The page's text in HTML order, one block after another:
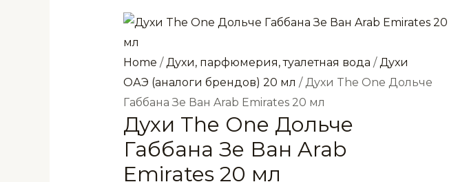
Home / Духи, парфюмерия, туалетная вода / Духи
ОАЭ (аналоги брендов) 20 мл / Духи The One Дольче
Габбана Зе Ван Arab Emirates 20 мл
Духи The One Дольче
Габбана Зе Ван Arab
Emirates 20 мл